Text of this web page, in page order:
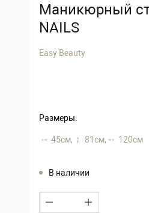
Маникюрный
NAILS
Easy Beauty
Размеры:
45 см, 81 см, 120 см
В наличии